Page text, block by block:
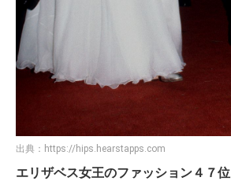
出典： https://hips.hearstapps.com
エリザベス女王のファッション４７位